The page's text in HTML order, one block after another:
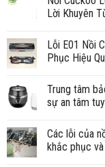
Lời Khuyên
Lỗi E01 Nồi
Phục Hiệu
Trung tâm
sự an tâm
Các lỗi của
khắc phục